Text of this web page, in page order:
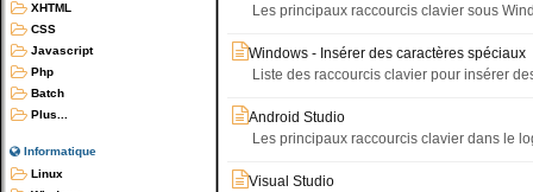
XHTML
CSS
Javascript
Php
Batch
Plus...
Informatique
Linux
Les principaux raccourcis clavier sous
Windows - Insérer des caractères spéciaux
Liste des raccourcis clavier pour insérer
Android Studio
Les principaux raccourcis clavier dans le
Visual Studio